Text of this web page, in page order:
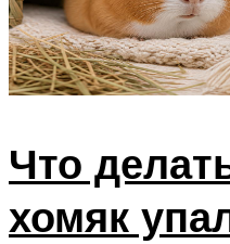
Что
хомяк